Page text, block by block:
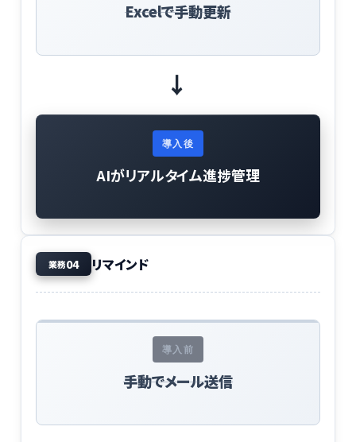
Excelで手動更新
→
導入後
AIがリアルタイム進捗管理
業務04 リマインド
導入前
手動でメール送信